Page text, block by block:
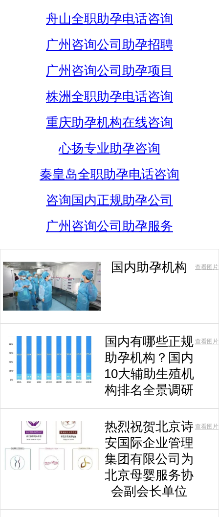
舟山全职助孕电话咨询
广州咨询公司助孕招聘
广州咨询公司助孕项目
株洲全职助孕电话咨询
重庆助孕机构在线咨询
心扬专业助孕咨询
秦皇岛全职助孕电话咨询
咨询国内正规助孕公司
广州咨询公司助孕服务
国内助孕机构 查看图片
国内有哪些正规
助孕机构？国内
10大辅助生殖机
构排名全景调研
查看图片
热烈祝贺北京诗
安国际企业管理
集团有限公司为
北京母婴服务协
会副会长单位
查看图片